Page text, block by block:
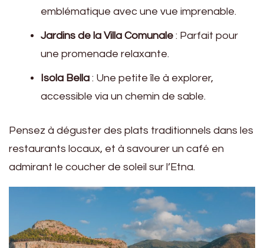
emblématique avec une vue imprenable.
Jardins de la Villa Comunale : Parfait pour
une promenade relaxante.
Isola Bella : Une petite île à explorer,
accessible via un chemin de sable.
Pensez à déguster des plats traditionnels dans les
restaurants locaux, et à savourer un café en
admirant le coucher de soleil sur l’Etna.